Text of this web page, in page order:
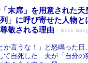
末席」を用意された天
列」に呼び寄せた人物
敬される理由
Book Bang
か言うな！」と怒鳴った
て自死した…夫が「自分の